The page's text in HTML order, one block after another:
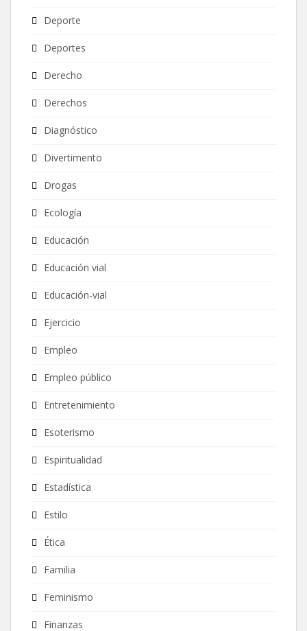
Deporte
Deportes
Derecho
Derechos
Diagnóstico
Divertimento
Drogas
Ecología
Educación
Educación vial
Educación-vial
Ejercicio
Empleo
Empleo público
Entretenimiento
Esoterismo
Espiritualidad
Estadística
Estilo
Ética
Familia
Feminismo
Finanzas